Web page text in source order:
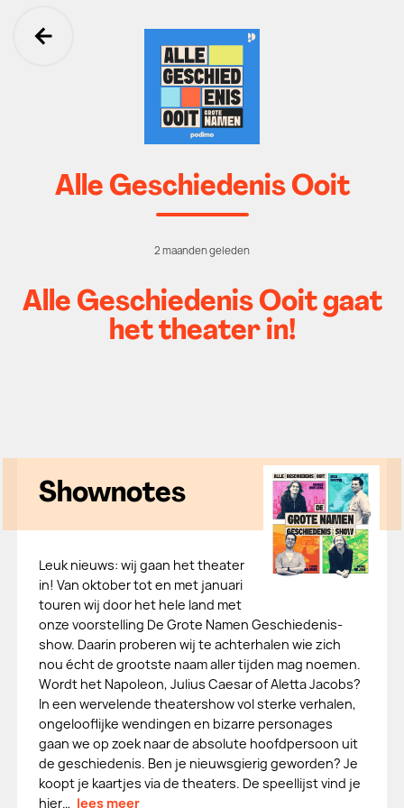
Ga terug
Alle Geschiedenis Ooit
2 maanden geleden
Alle Geschiedenis Ooit gaat
het theater in!
Shownotes
Leuk nieuws: wij gaan het theater
in! Van oktober tot en met januari
touren wij door het hele land met
onze voorstelling De Grote Namen Geschiedenis-
show. Daarin proberen wij te achterhalen wie zich
nou écht de grootste naam aller tijden mag noemen.
Wordt het Napoleon, Julius Caesar of Aletta Jacobs?
In een wervelende theatershow vol sterke verhalen,
ongelooflijke wendingen en bizarre personages
gaan we op zoek naar de absolute hoofdpersoon uit
de geschiedenis. Ben je nieuwsgierig geworden? Je
koopt je kaartjes via de theaters. De speellijst vind je
hier… lees meer